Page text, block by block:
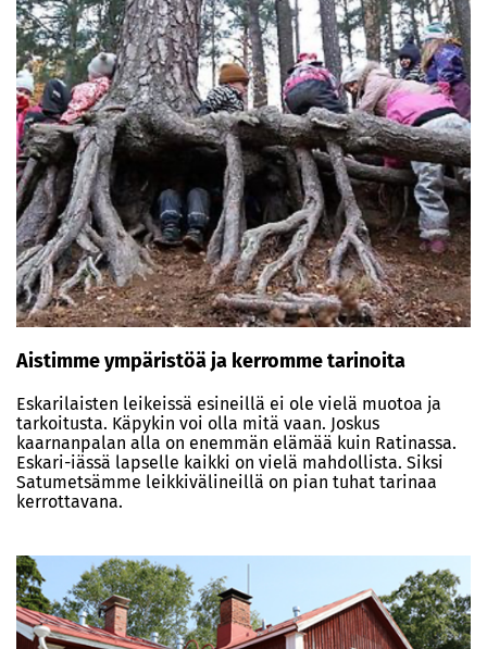
Aistimme ympäristöä ja kerromme tarinoita
Eskarilaisten leikeissä esineillä ei ole vielä muotoa ja
tarkoitusta. Käpykin voi olla mitä vaan. Joskus
kaarnanpalan alla on enemmän elämää kuin Ratinassa.
Eskari-iässä lapselle kaikki on vielä mahdollista. Siksi
Satumetsämme leikkivälineillä on pian tuhat tarinaa
kerrottavana.